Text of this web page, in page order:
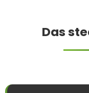
Das